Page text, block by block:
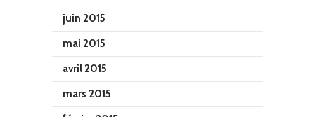
juin 2015
mai 2015
avril 2015
mars 2015